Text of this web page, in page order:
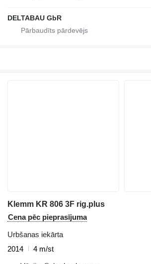
DELTABAU GbR
Klemm KR 806 3F rig.plus
Cena pēc pieprasījuma
Urbšanas iekārta
2014
4 m/st